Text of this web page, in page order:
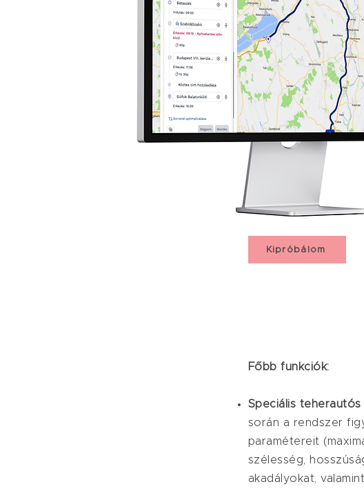
Kipróbálom
Főbb funkciók:
Speciális
során a rendszer
paramétereit
szélesség,
akadályokat,